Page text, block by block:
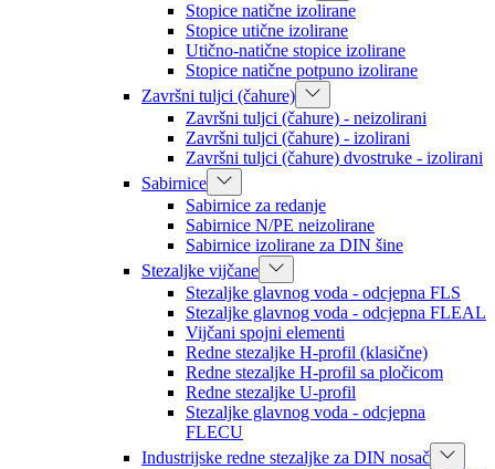
Stopice natične izolirane
Stopice utične izolirane
Utično-natične stopice izolirane
Stopice natične potpuno izolirane
Završni tuljci (čahure)
Završni tuljci (čahure) - neizolirani
Završni tuljci (čahure) - izolirani
Završni tuljci (čahure) dvostruke - izolirani
Sabirnice
Sabirnice za redanje
Sabirnice N/PE neizolirane
Sabirnice izolirane za DIN šine
Stezaljke vijčane
Stezaljke glavnog voda - odcjepna FLS
Stezaljke glavnog voda - odcjepna FLEAL
Vijčani spojni elementi
Redne stezaljke H-profil (klasične)
Redne stezaljke H-profil sa pločicom
Redne stezaljke U-profil
Stezaljke glavnog voda - odcjepna
FLECU
Industrijske redne stezaljke za DIN nosač